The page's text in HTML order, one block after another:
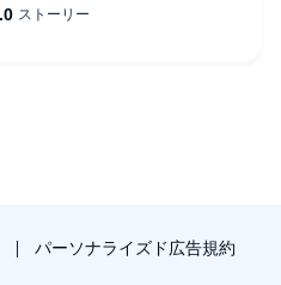
パーソナライズド広告規約